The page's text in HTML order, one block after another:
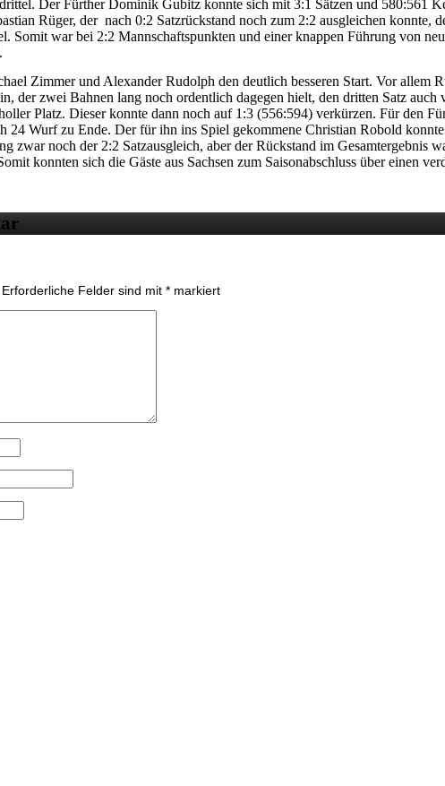
Der Fürther Dominik Gubitz konnte sich mit 3:1 Sätzen und 580:561
Rüger, der nach 0:2 Satzrückstand noch zum 2:2 ausgleichen konnte,
Somit war bei 2:2 Mannschaftspunkten und einer knappen Führung von
Zimmer und Alexander Rudolph den deutlich besseren Start. Vor allem
der zwei Bahnen lang noch ordentlich dagegen hielt, den dritten Satz auch
Platz. Dieser konnte dann noch auf 1:3 (556:594) verkürzen. Für den
24 Wurf zu Ende. Der für ihn ins Spiel gekommene Christian Robold
zwar noch der 2:2 Satzausgleich, aber der Rückstand im Gesamtergebnis
konnten sich die Gäste aus Sachsen zum Saisonabschluss über einen
Erforderliche Felder sind mit * markiert